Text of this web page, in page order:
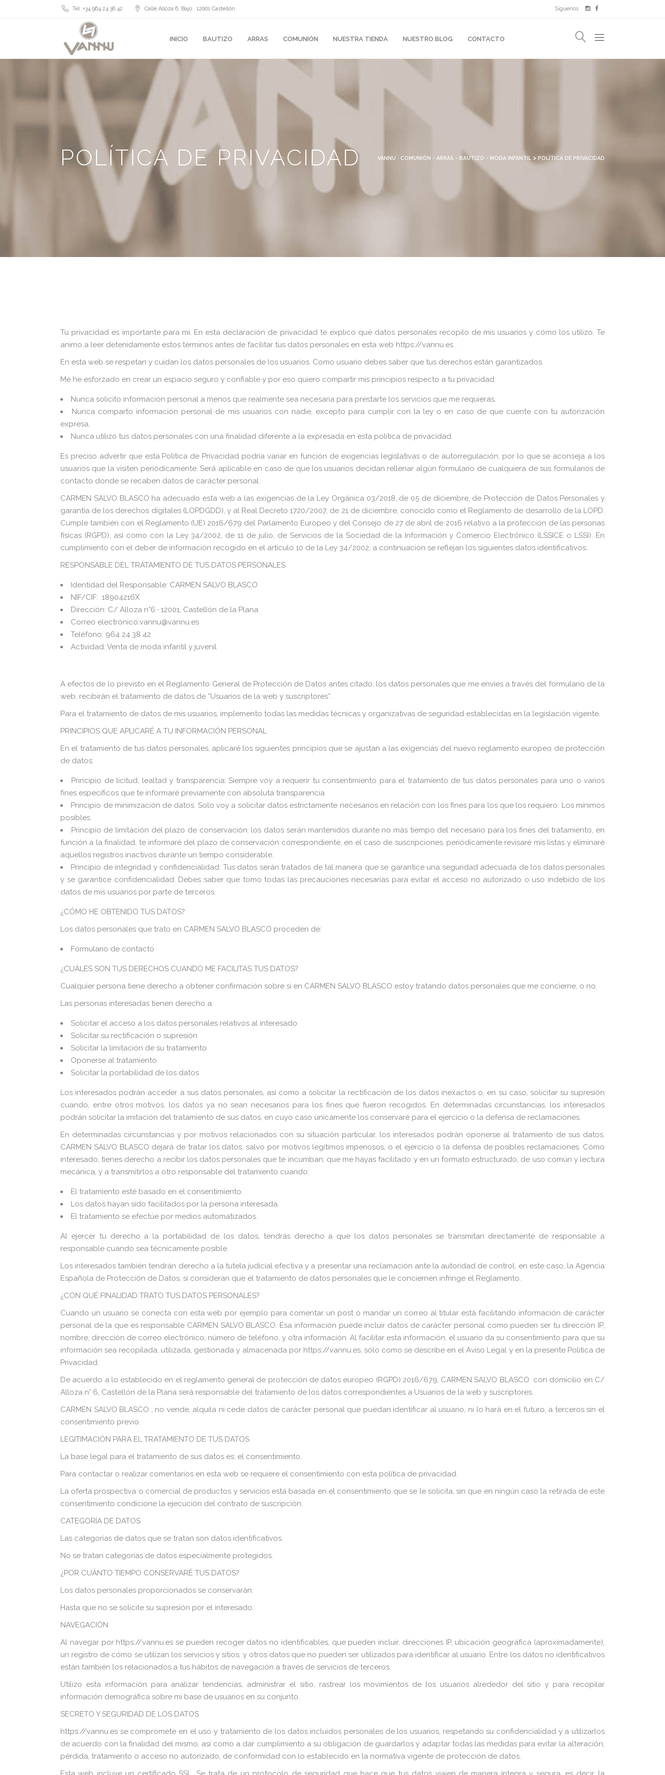
Tel: +34 964 24 38 42 Calle Alloza 6, Bajo · 12001 Castellón Síguenos
INICIO BAUTIZO ARRAS COMUNIÓN NUESTRA TIENDA NUESTRO BLOG CONTACTO
POLÍTICA DE PRIVACIDAD VANNU · COMUNIÓN - ARRAS - BAUTIZO - MODA INFANTIL > POLÍTICA DE PRIVACIDAD
Tu privacidad es importante para mí. En esta declaración de privacidad te explico qué datos personales recopilo de mis usuarios y cómo los utilizo. Te
animo a leer detenidamente estos términos antes de facilitar tus datos personales en esta web https://vannu.es .
En esta web se respetan y cuidan los datos personales de los usuarios. Como usuario debes saber que tus derechos están garantizados.
Me he esforzado en crear un espacio seguro y confiable y por eso quiero compartir mis principios respecto a tu privacidad:
Nunca solicito información personal a menos que realmente sea necesaria para prestarte los servicios que me requieras.
Nunca comparto información personal de mis usuarios con nadie, excepto para cumplir con la ley o en caso de que cuente con tu autorización
expresa.
Nunca utilizo tus datos personales con una finalidad diferente a la expresada en esta política de privacidad.
Es preciso advertir que esta Política de Privacidad podría variar en función de exigencias legislativas o de autorregulación, por lo que se aconseja a los
usuarios que la visiten periódicamente. Será aplicable en caso de que los usuarios decidan rellenar algún formulario de cualquiera de sus formularios de
contacto donde se recaben datos de carácter personal.
CARMEN SALVO BLASCO ha adecuado esta web a las exigencias de la Ley Orgánica 03/2018, de 05 de diciembre, de Protección de Datos Personales y
garantía de los derechos digitales (LOPDGDD), y al Real Decreto 1720/2007, de 21 de diciembre, conocido como el Reglamento de desarrollo de la LOPD.
Cumple también con el Reglamento (UE) 2016/679 del Parlamento Europeo y del Consejo de 27 de abril de 2016 relativo a la protección de las personas
físicas (RGPD), así como con la Ley 34/2002, de 11 de julio, de Servicios de la Sociedad de la Información y Comercio Electrónico (LSSICE o LSSI). En
cumplimiento con el deber de información recogido en el artículo 10 de la Ley 34/2002, a continuación se reflejan los siguientes datos identificativos:.
RESPONSABLE DEL TRATAMIENTO DE TUS DATOS PERSONALES
Identidad del Responsable: CARMEN SALVO BLASCO
NIF/CIF: 18904216X
Dirección: C/ Alloza n°6 · 12001, Castellón de la Plana
Correo electrónico:vannu@vannu.es
Teléfono: 964 24 38 42
Actividad: Venta de moda infantil y juvenil
A efectos de lo previsto en el Reglamento General de Protección de Datos antes citado, los datos personales que me envíes a través del formulario de la
web, recibirán el tratamiento de datos de “Usuarios de la web y suscriptores”.
Para el tratamiento de datos de mis usuarios, implemento todas las medidas técnicas y organizativas de seguridad establecidas en la legislación vigente.
PRINCIPIOS QUE APLICARÉ A TU INFORMACIÓN PERSONAL
En el tratamiento de tus datos personales, aplicaré los siguientes principios que se ajustan a las exigencias del nuevo reglamento europeo de protección
de datos:
Principio de licitud, lealtad y transparencia: Siempre voy a requerir tu consentimiento para el tratamiento de tus datos personales para uno o varios
fines específicos que te informaré previamente con absoluta transparencia.
Principio de minimización de datos: Solo voy a solicitar datos estrictamente necesarios en relación con los fines para los que los requiero. Los mínimos
posibles.
Principio de limitación del plazo de conservación: los datos serán mantenidos durante no más tiempo del necesario para los fines del tratamiento, en
función a la finalidad, te informaré del plazo de conservación correspondiente, en el caso de suscripciones, periódicamente revisaré mis listas y eliminaré
aquellos registros inactivos durante un tiempo considerable.
Principio de integridad y confidencialidad: Tus datos serán tratados de tal manera que se garantice una seguridad adecuada de los datos personales
y se garantice confidencialidad. Debes saber que tomo todas las precauciones necesarias para evitar el acceso no autorizado o uso indebido de los
datos de mis usuarios por parte de terceros.
¿CÓMO HE OBTENIDO TUS DATOS?
Los datos personales que trato en CARMEN SALVO BLASCO proceden de:
Formulario de contacto
¿CUÁLES SON TUS DERECHOS CUANDO ME FACILITAS TUS DATOS?
Cualquier persona tiene derecho a obtener confirmación sobre si en CARMEN SALVO BLASCO estoy tratando datos personales que me concierne, o no.
Las personas interesadas tienen derecho a:
Solicitar el acceso a los datos personales relativos al interesado
Solicitar su rectificación o supresión
Solicitar la limitación de su tratamiento
Oponerse al tratamiento
Solicitar la portabilidad de los datos
Los interesados podrán acceder a sus datos personales, así como a solicitar la rectificación de los datos inexactos o, en su caso, solicitar su supresión
cuando, entre otros motivos, los datos ya no sean necesarios para los fines que fueron recogidos. En determinadas circunstancias, los interesados
podrán solicitar la imitación del tratamiento de sus datos, en cuyo caso únicamente los conservaré para el ejercicio o la defensa de reclamaciones.
En determinadas circunstancias y por motivos relacionados con su situación particular, los interesados podrán oponerse al tratamiento de sus datos.
CARMEN SALVO BLASCO dejará de tratar los datos, salvo por motivos legítimos imperiosos, o el ejercicio o la defensa de posibles reclamaciones. Cómo
interesado, tienes derecho a recibir los datos personales que te incumban, que me hayas facilitado y en un formato estructurado, de uso común y lectura
mecánica, y a transmitirlos a otro responsable del tratamiento cuando:
El tratamiento esté basado en el consentimiento
Los datos hayan sido facilitados por la persona interesada.
El tratamiento se efectúe por medios automatizados.
Al ejercer tu derecho a la portabilidad de los datos, tendrás derecho a que los datos personales se transmitan directamente de responsable a
responsable cuando sea técnicamente posible.
Los interesados también tendrán derecho a la tutela judicial efectiva y a presentar una reclamación ante la autoridad de control, en este caso, la Agencia
Española de Protección de Datos, si consideran que el tratamiento de datos personales que le conciernen infringe el Reglamento.
¿CON QUÉ FINALIDAD TRATO TUS DATOS PERSONALES?
Cuando un usuario se conecta con esta web por ejemplo para comentar un post o mandar un correo al titular está facilitando información de carácter
personal de la que es responsable CARMEN SALVO BLASCO. Esa información puede incluir datos de carácter personal como pueden ser tu dirección IP,
nombre, dirección de correo electrónico, número de teléfono, y otra información. Al facilitar esta información, el usuario da su consentimiento para que su
información sea recopilada, utilizada, gestionada y almacenada por https://vannu.es, sólo como se describe en el Aviso Legal y en la presente Política de
Privacidad.
De acuerdo a lo establecido en el reglamento general de protección de datos europeo (RGPD) 2016/679, CARMEN SALVO BLASCO con domicilio en C/
Alloza n° 6, Castellón de la Plana será responsable del tratamiento de los datos correspondientes a Usuarios de la web y suscriptores.
CARMEN SALVO BLASCO , no vende, alquila ni cede datos de carácter personal que puedan identificar al usuario, ni lo hará en el futuro, a terceros sin el
consentimiento previo.
LEGITIMACIÓN PARA EL TRATAMIENTO DE TUS DATOS
La base legal para el tratamiento de sus datos es: el consentimiento.
Para contactar o realizar comentarios en esta web se requiere el consentimiento con esta política de privacidad.
La oferta prospectiva o comercial de productos y servicios está basada en el consentimiento que se le solicita, sin que en ningún caso la retirada de este
consentimiento condicione la ejecución del contrato de suscripción.
CATEGORÍA DE DATOS
Las categorías de datos que se tratan son datos identificativos.
No se tratan categorías de datos especialmente protegidos.
¿POR CUÁNTO TIEMPO CONSERVARÉ TUS DATOS?
Los datos personales proporcionados se conservarán:
Hasta que no se solicite su supresión por el interesado.
NAVEGACIÓN
Al navegar por https://vannu.es se pueden recoger datos no identificables, que pueden incluir, direcciones IP, ubicación geográfica (aproximadamente),
un registro de cómo se utilizan los servicios y sitios, y otros datos que no pueden ser utilizados para identificar al usuario. Entre los datos no identificativos
están también los relacionados a tus hábitos de navegación a través de servicios de terceros.
Utilizo esta información para analizar tendencias, administrar el sitio, rastrear los movimientos de los usuarios alrededor del sitio y para recopilar
información demográfica sobre mi base de usuarios en su conjunto.
SECRETO Y SEGURIDAD DE LOS DATOS
https://vannu.es se compromete en el uso y tratamiento de los datos incluidos personales de los usuarios, respetando su confidencialidad y a utilizarlos
de acuerdo con la finalidad del mismo, así como a dar cumplimiento a su obligación de guardarlos y adaptar todas las medidas para evitar la alteración,
pérdida, tratamiento o acceso no autorizado, de conformidad con lo establecido en la normativa vigente de protección de datos.